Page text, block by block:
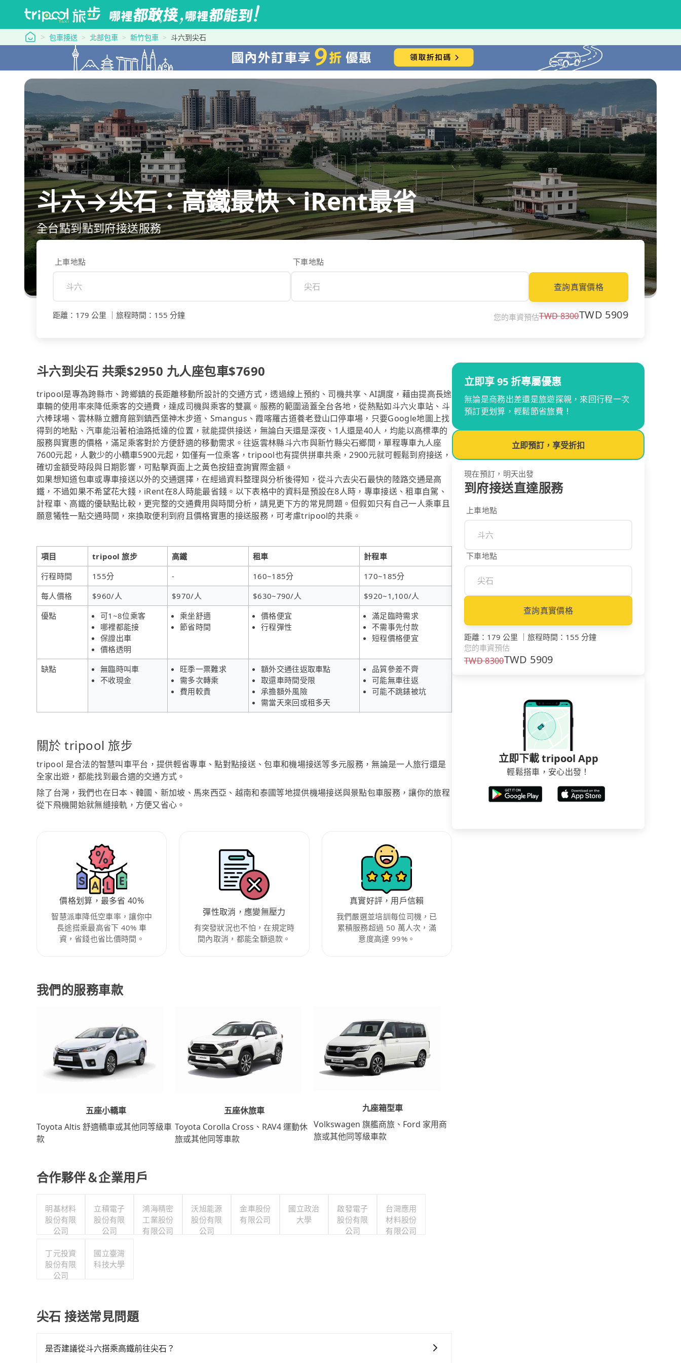
tripool 旅步
包車接送 北部包車 新竹包車 斗六到尖石
斗六→尖石：高鐵最快、iRent最省
全台點到點到府接送服務
上車地點 下車地點
查詢真實價格
距離 ： 179 公里 旅程時間 ： 155 分鐘 您的車資預估TWD8300TWD 5909
斗六到尖石 共乘$2950 九人座包車$7690
tripool是專為跨縣市、跨鄉鎮的長距離移動所設計的交通方式，透過線上預約、司機共享、AI調度，藉由提高長途
車輛的使用率來降低乘客的交通費，達成司機與乘客的雙贏。服務的範圍涵蓋全台各地，從熱點如斗六火車站、斗
六棒球場、雲林縣立體育館到鎮西堡神木步道、Smangus、霞喀羅古道養老登山口停車場，只要Google地圖上找
得到的地點、汽車能沿著柏油路抵達的位置，就能提供接送，無論白天還是深夜、1人還是40人，均能以高標準的
服務與實惠的價格，滿足乘客對於方便舒適的移動需求。往返雲林縣斗六市與新竹縣尖石鄉間，單程專車九人座
7600元起，人數少的小轎車5900元起，如僅有一位乘客，tripool也有提供拼車共乘，2900元就可輕鬆到府接送，
確切金額受時段與日期影響，可點擊頁面上之黃色按鈕查詢實際金額。
如果想知道包車或專車接送以外的交通選擇，在經過資料整理與分析後得知，從斗六去尖石最快的陸路交通是高
鐵，不過如果不希望花大錢，iRent在8人時能最省錢。以下表格中的資料是預設在8人時，專車接送、租車自駕、
計程車、高鐵的優缺點比較，更完整的交通費用與時間分析，請見更下方的常見問題。但假如只有自己一人乘車且
願意犧牲一點交通時間，來換取便利到府且價格實惠的接送服務，可考慮tripool的共乘。
項目 tripool 旅步 高鐵 租車
計程車
行程時間
155分 - 160~185分
170~185分
每人價格
$960/人 $970/人 $630~790/人
$920~1,100/人
優點
可1~8位乘客
哪裡都能接
保證出車
價格透明
乘坐舒適
節省時間
價格便宜
行程彈性
滿足臨時需求
不需事先付款
短程價格便宜
缺點
無臨時叫車
不收現金
旺季一票難求
需多次轉乘
費用較貴
額外交通往返取車點
取還車時間受限
承擔額外風險
需當天來回或租多天
品質參差不齊
可能無車往返
可能不跳錶被坑
關於 tripool 旅步
tripool 是合法的智慧叫車平台，提供輕省專車、點對點接送、包車和機場接送等多元服務，無論是一人旅行還是
全家出遊，都能找到最合適的交通方式。
除了台灣，我們也在日本、韓國、新加坡、馬來西亞、越南和泰國等地提供機場接送與景點包車服務，讓你的旅程
從下飛機開始就無縫接軌，方便又省心。
價格划算，最多省 40%
智慧派車降低空車率，讓你中
長途搭乘最高省下 40% 車
資，省錢也省比價時間。
彈性取消，應變無壓力
有突發狀況也不怕，在規定時
間內取消，都能全額退款。
真實好評，用戶信賴
我們嚴選並培訓每位司機，已
累積服務超過 50 萬人次，滿
意度高達 99%。
我們的服務車款
五座小轎車
Toyota Altis 舒適轎車或其他同等級車
款
五座休旅車
Toyota Corolla Cross、RAV4 運動休
旅或其他同等車款
九座箱型車
Volkswagen 旗艦商旅、Ford 家用商
旅或其他同等級車款
合作夥伴＆企業用戶
明基材料
股份有限
公司
立積電子
股份有限
公司
鴻海精密
工業股份
有限公司
沃旭能源
股份有限
公司
金車股份
有限公司
國立政治
大學
啟發電子
股份有限
公司
台灣應用
材料股份
有限公司
丁元投資
股份有限
公司
國立臺灣
科技大學
尖石 接送常見問題
是否建議從斗六搭乘高鐵前往尖石？
立即享 95 折專屬優惠
無論是商務出差還是旅遊探親，來回行程一次
預訂更划算，輕鬆節省旅費！
立即預訂，享受折扣
現在預訂，明天出發
到府接送直達服務
上車地點
下車地點
查詢真實價格
距離 ： 179 公里 ｜ 旅程時間 ： 155 分鐘
您的車資預估
TWD8300TWD 5909
立即下載 tripool App
輕鬆搭車，安心出發！